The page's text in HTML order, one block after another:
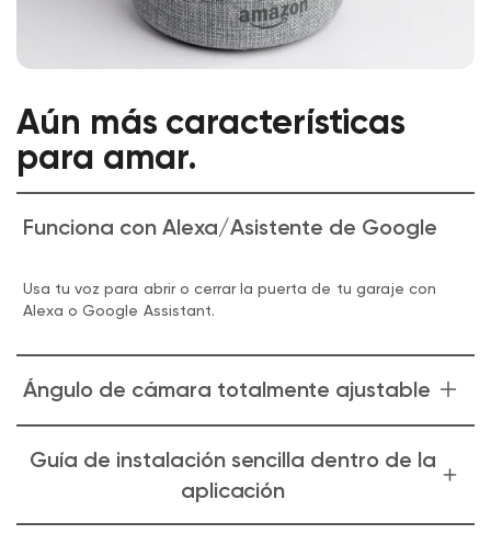
Aún más características
para amar.
Funciona con Alexa/Asistente de Google
Usa tu voz para abrir o cerrar la puerta de tu garaje con
Alexa o Google Assistant.
Ángulo de cámara totalmente ajustable
Apunta la cámara hacia donde la necesites. Si la montas
boca abajo, puedes colocarla fácilmente boca arriba en
Guía de instalación sencilla dentro de la
aplicación